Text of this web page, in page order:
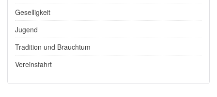
Geselligkeit
Jugend
Tradition und Brauchtum
Vereinsfahrt